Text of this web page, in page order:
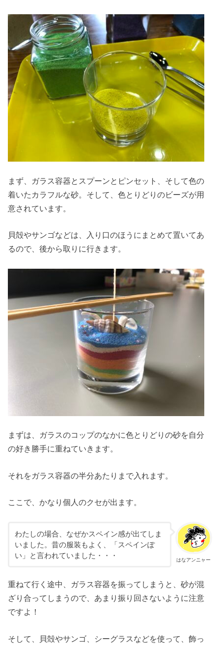
まず、ガラス容器とスプーンとピンセット、そして色の
着いたカラフルな砂。そして、色とりどりのビーズが用
意されています。
貝殻やサンゴなどは、入り口のほうにまとめて置いてあ
るので、後から取りに行きます。
まずは、ガラスのコップのなかに色とりどりの砂を自分
の好き勝手に重ねていきます。
それをガラス容器の半分あたりまで入れます。
ここで、かなり個人のクセが出ます。
はなアンニャー
わたしの場合、なぜかスペイン感が出てしま
いました。昔の服装もよく、「スペインぽ
い」と言われていました・・・
重ねて行く途中、ガラス容器を振ってしまうと、砂が混
ざり合ってしまうので、あまり振り回さないように注意
ですよ！
そして、貝殻やサンゴ、シーグラスなどを使って、飾っ